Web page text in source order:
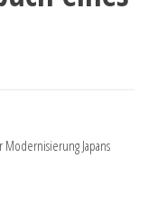
Modernisierung Japans